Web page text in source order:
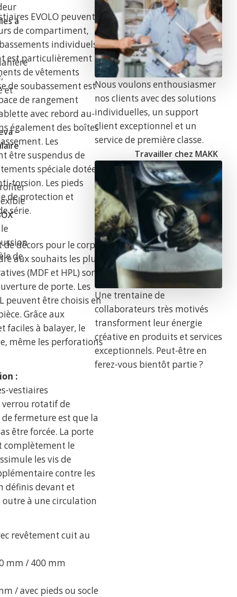
à
et
–
de
Nous voulons enthousiasmer
nos clients avec des solutions
individuelles, un support
client exceptionnel et un
service de première classe.
Travailler chez MAKK
Une trentaine de
collaborateurs très motivés
transforment leur énergie
créative en produits et services
exceptionnels. Peut-être en
ferez-vous bientôt partie ?
EVOLO peuvent
de compartiment,
individuels.
est particulièrement
de vêtements
de soubassement est
de rangement
avec rebord au-
également des boîtes
Les
être suspendus de
spéciale dotée
torsion. Les pieds
de protection et
série.
décors pour le corps
aux souhaits les plus
(MDF et HPL) sont
de porte. Les
peuvent être choisis en
Grâce aux
faciles à balayer, le
même les perforations
:
vestiaires
verrou rotatif de
de fermeture est que la
être forcée. La porte
complètement le
les vis de
contre les
définis devant et
à une circulation
revêtement cuit au
mm / 400 mm
/ avec pieds ou socle